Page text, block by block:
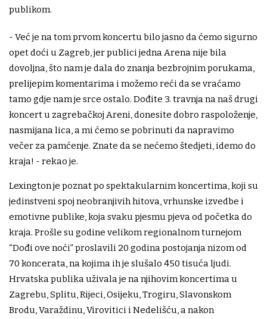
publikom.
- Već je na tom prvom koncertu bilo jasno da ćemo sigurno
opet doći u Zagreb, jer publici jedna Arena nije bila
dovoljna, što nam je dala do znanja bezbrojnim porukama,
prelijepim komentarima i možemo reći da se vraćamo
tamo gdje nam je srce ostalo. Dođite 3. travnja na naš drugi
koncert u zagrebačkoj Areni, donesite dobro raspoloženje,
nasmijana lica, a mi ćemo se pobrinuti da napravimo
večer za pamćenje. Znate da se nećemo štedjeti, idemo do
kraja! - rekao je.
Lexington je poznat po spektakularnim koncertima, koji su
jedinstveni spoj neobranjivih hitova, vrhunske izvedbe i
emotivne publike, koja svaku pjesmu pjeva od početka do
kraja. Prošle su godine velikom regionalnom turnejom
“Dođi ove noći” proslavili 20 godina postojanja nizom od
70 koncerata, na kojima ih je slušalo 450 tisuća ljudi.
Hrvatska publika uživala je na njihovim koncertima u
Zagrebu, Splitu, Rijeci, Osijeku, Trogiru, Slavonskom
Brodu, Varaždinu, Virovitici i Nedelišću, a nakon